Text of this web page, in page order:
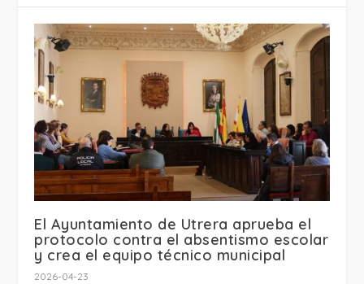
El Ayuntamiento de Utrera aprueba el
protocolo contra el absentismo escolar
y crea el equipo técnico municipal
2026-04-23